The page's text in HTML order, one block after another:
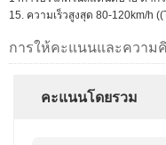
15. ความเร็วสูงสุด 80-120km/h
การให้คะแนนและความ
คะแนนโดยรวม